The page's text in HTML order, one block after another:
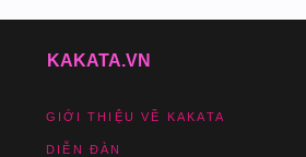
KAKATA.VN
GIỚI THIỆU VỀ KAKATA
DIỄN ĐÀN